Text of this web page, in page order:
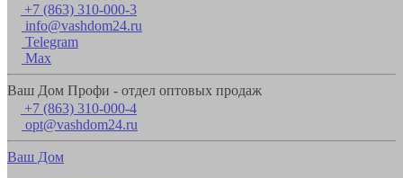
+7 (863) 310-000-3
info@vashdom24.ru
Telegram
Max
Ваш Дом Профи - отдел оптовых продаж
+7 (863) 310-000-4
opt@vashdom24.ru
Ваш Дом